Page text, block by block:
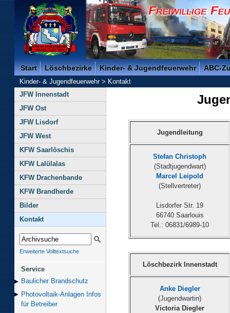
Freiwillige Feuerwehr der Kreisstadt Saarlouis -
Start Löschbezirke Kinder- & Jugendfeuerwehr ABC-
Kinder- & Jugendfeuerwehr>Kontakt
JFW Innenstadt
JFW Ost
JFW Lisdorf
JFW West
KFW Saarlöschis
KFW Lalülalas
KFW Drachenbande
KFW Brandherde
Bilder
Kontakt
Erweiterte Volltextsuche
Service
Baulicher Brand­schutz
Photovoltaik-Anlagen Infos
für Betreiber
Jugendleitung
Stefan Christoph
(Stadtjugendwart)
Marcel Leipold
(Stellvertreter)
Lisdorfer Str. 19
66740 Saarlouis
Tel.: 06831/6989-10
Löschbezirk Innenstadt
Anke Diegler
(Jugendwartin)
Victoria Diegler